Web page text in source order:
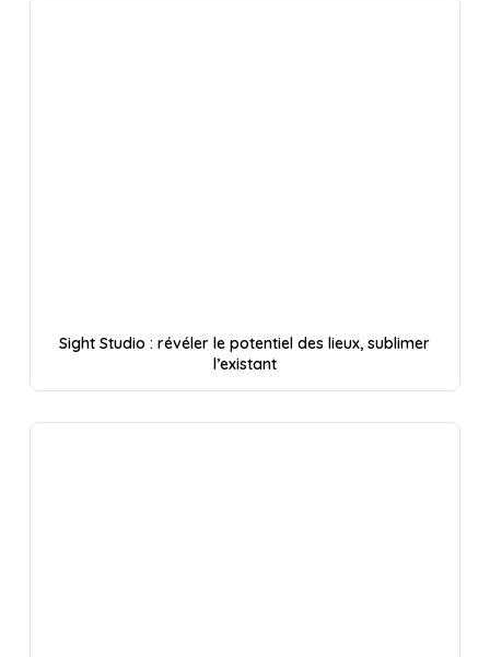
Sight Studio : révéler le potentiel des lieux, sublimer
l’existant